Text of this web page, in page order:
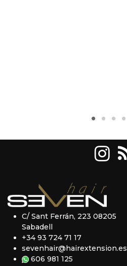
C/ Sant Ferrán, 223 08205
Sabadell
+34 93 724 71 17
sevenhair@hairextension.es
606 981 125